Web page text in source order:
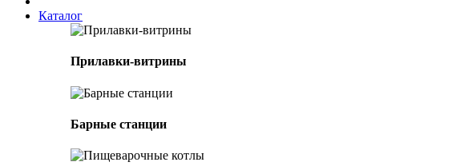
Каталог
Прилавки-витрины
Барные станции